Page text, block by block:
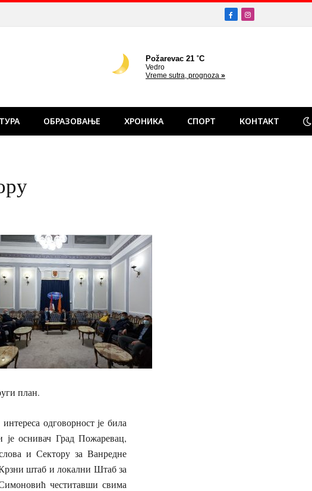
FacebookInstagram
ОБРАЗОВАЊЕ ХРОНИКА СПОРТ КОНТАКТ
план.
одговорност је била
је оснивач Град Пожаревац,
и Сектору за Ванредне
штаб и локални Штаб за
честитавши свима